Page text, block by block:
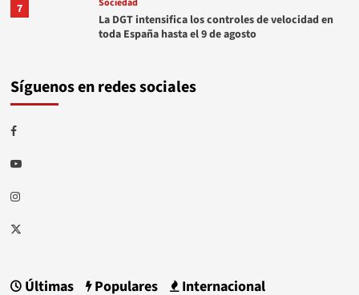
7 Sociedad
La DGT intensifica los controles de velocidad en
toda España hasta el 9 de agosto
Síguenos en redes sociales
Facebook
Youtube
Instagram
Twitter
Últimas Populares Internacional